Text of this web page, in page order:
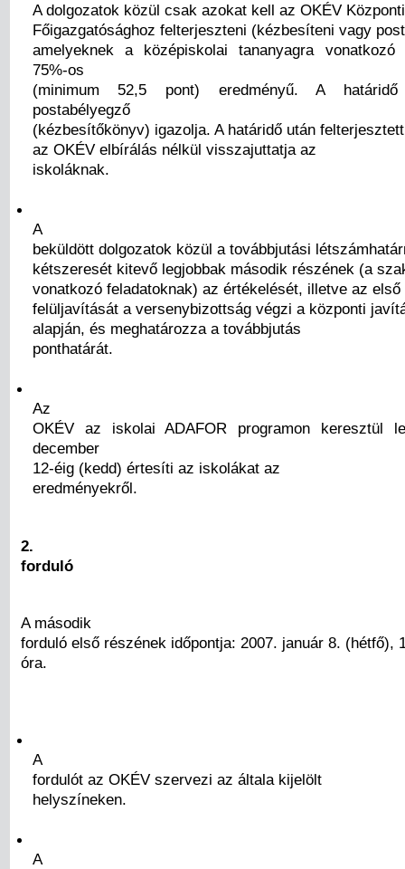
A dolgozatok közül csak azokat kell az OKÉV Központi
Főigazgatósághoz felterjeszteni (kézbesíteni vagy
amelyeknek a középiskolai tananyagra vonatkozó
75%-os
(minimum 52,5 pont) eredményű. A
postabélyegző
(kézbesítőkönyv) igazolja. A határidő után
az OKÉV elbírálás nélkül visszajuttatja az
iskoláknak.
A
beküldött dolgozatok közül a továbbjutási
kétszeresét kitevő legjobbak második részének (a
vonatkozó feladatoknak) az értékelését, illetve az első
felüljavítását a versenybizottság végzi a központi
alapján, és meghatározza a továbbjutás
ponthatárát.
Az
OKÉV az iskolai ADAFOR programon keresztül
december
12-éig (kedd) értesíti az iskolákat az
eredményekről.
2.
forduló
A második
forduló első részének időpontja: 2007. január 8. (hétfő),
óra.
A
fordulót az OKÉV szervezi az általa kijelölt
helyszíneken.
A